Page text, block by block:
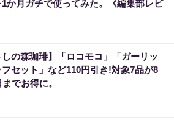
1か月ガチで使ってみた。《編集部レビ
しの森珈琲】「ロコモコ」「ガーリッ
フセット」など110円引き!対象7品が8
までお得に。